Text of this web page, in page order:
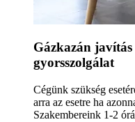
Gázkazán
gyorsszolgálat
Cégünk szükség
arra az esetre ha
Szakembereink 1-2